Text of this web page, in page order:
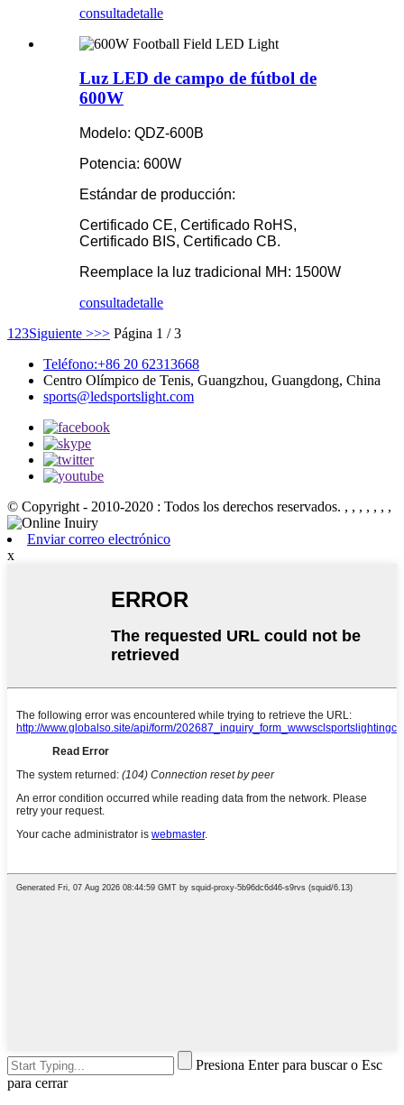
consultadetalle
Luz LED de campo de fútbol de
600W
Modelo: QDZ-600B
Potencia: 600W
Estándar de producción:
Certificado CE, Certificado RoHS,
Certificado BIS, Certificado CB.
Reemplace la luz tradicional MH: 1500W
consultadetalle
1 23Siguiente >>> Página 1 / 3
Teléfono:+86 20 62313668
Centro Olímpico de Tenis, Guangzhou, Guangdong, China
sports@ledsportslight.com
© Copyright - 2010-2020 : Todos los derechos reservados. , , , , , , ,
Enviar correo electrónico
x
Presiona Enter para buscar o Esc
para cerrar